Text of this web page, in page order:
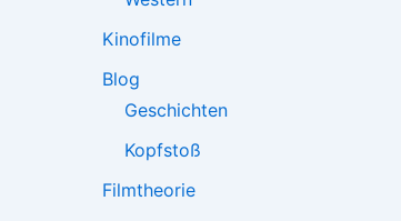
Kinofilme
Blog
Geschichten
Kopfstoß
Filmtheorie